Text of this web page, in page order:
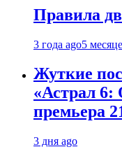
Правила
3 года ago5
Жуткие
«Астрал
премьера
3 дня ago